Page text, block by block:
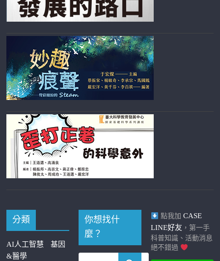
分類
AI人工智慧
基因
&醫學
你想找什
麼？
點我加 CASE
LINE好友 ，第一手
科普知識、活動消息
絕不錯過